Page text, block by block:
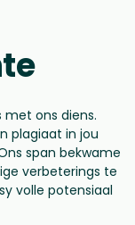
ons diens.
plagiaat in jou
span bekwame
verbeterings te
volle potensiaal